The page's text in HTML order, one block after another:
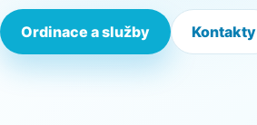
Ordinace a služby Kontakty